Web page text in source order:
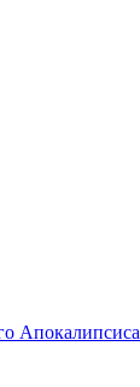
Апокалипсиса